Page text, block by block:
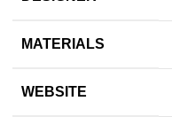
MATERIALS
WEBSITE